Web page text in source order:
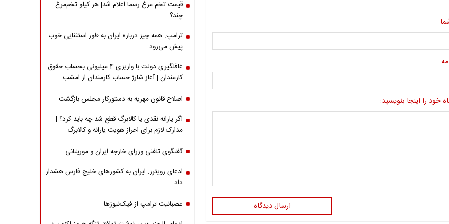
خود را اینجا بنویسید:
ارسال دیدگاه
قیمت تخم مرغ رسما اعلام شد| هر کیلو تخم‌مرغ
چند؟
ترامپ: همه چیز درباره ایران به طور استثنایی خوب
پیش می‌رود
غافلگیری دولت با واریزی 4 میلیونی بحساب حقوق
کارمندان | آغاز شارژ حساب کارمندان از امشب
اصلاح قانون مهریه به دستورکار مجلس بازگشت
اگر یارانه نقدی یا کالابرگ قطع شد چه باید کرد؟ |
مدارک لازم برای احراز هویت یارانه و کالابرگ
گفتگوی تلفنی وزرای خارجه ایران و موریتانی
ادعای رویترز: ایران به کشورهای خلیج فارس هشدار
داد
عصبانیت ترامپ از فیک‌نیوزها